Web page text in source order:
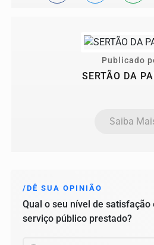
Publicado
SERTÃO DA
Saiba
/DÊ SUA OPINIÃO
Qual o seu nível de satisfação
serviço público prestado?